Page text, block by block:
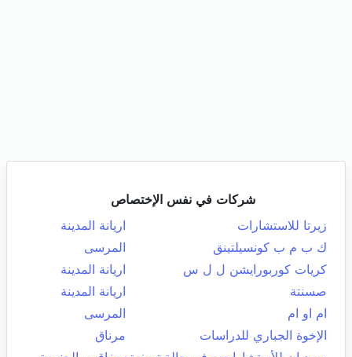
شركات في نفس الإختصاص
زيرتا للاستشارات
اريانة المدينة
ك ب م ب كونسيلتينق
المرسى
كريات كوربورايشن ل ل س
اريانة المدينة
صسنتة
اريانة المدينة
ام او ام
المرسى
الإخوة الجباري للدراسات
مرناق